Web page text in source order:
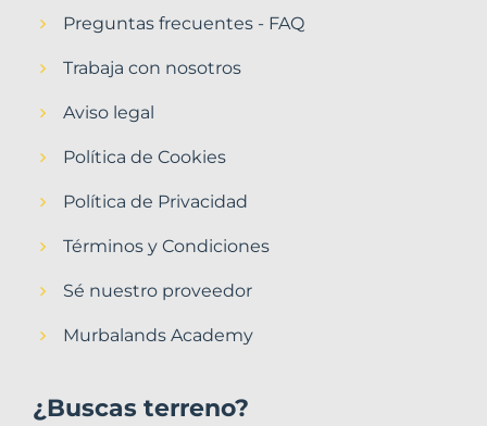
Preguntas frecuentes - FAQ
Trabaja con nosotros
Aviso legal
Política de Cookies
Política de Privacidad
Términos y Condiciones
Sé nuestro proveedor
Murbalands Academy
¿Buscas terreno?